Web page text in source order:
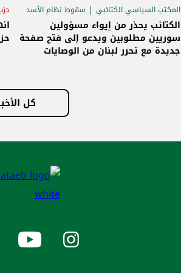
المكتب السياسي الكتائبي
سقوط نظام الأسد
الاستحقاق الرئاسي
الكتائب يحذر من إيواء مسؤولين
سوريين مطلوبين ويدعو إلى فتح صفحة
جديدة مع تحرر لبنان من الوصايات
كل